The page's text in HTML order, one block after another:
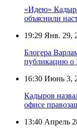
«Идею»
объяснили
19:29 Янв. 29,
Блогера
публикацию о
16:30 Июнь 3,
Кадыров
офисе
13:40 Апрель